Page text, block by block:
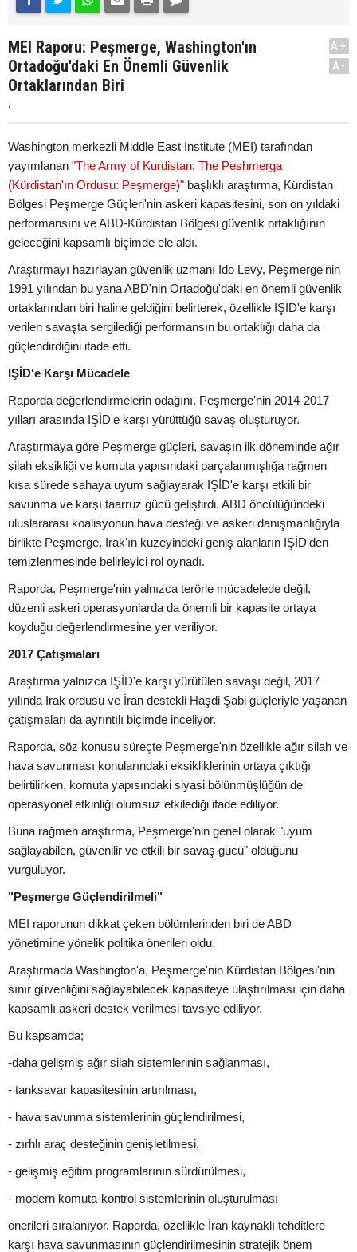
MEI Raporu: Peşmerge, Washington'ın
Ortadoğu'daki En Önemli Güvenlik
Ortaklarından Biri
.
A+
A-
Washington merkezli Middle East Institute (MEI) tarafından
yayımlanan "The Army of Kurdistan: The Peshmerga
(Kürdistan'ın Ordusu: Peşmerge)" başlıklı araştırma, Kürdistan
Bölgesi Peşmerge Güçleri'nin askeri kapasitesini, son on yıldaki
performansını ve ABD-Kürdistan Bölgesi güvenlik ortaklığının
geleceğini kapsamlı biçimde ele aldı.
Araştırmayı hazırlayan güvenlik uzmanı Ido Levy, Peşmerge'nin
1991 yılından bu yana ABD'nin Ortadoğu'daki en önemli güvenlik
ortaklarından biri haline geldiğini belirterek, özellikle IŞİD'e karşı
verilen savaşta sergilediği performansın bu ortaklığı daha da
güçlendirdiğini ifade etti.
IŞİD'e Karşı Mücadele
Raporda değerlendirmelerin odağını, Peşmerge'nin 2014-2017
yılları arasında IŞİD'e karşı yürüttüğü savaş oluşturuyor.
Araştırmaya göre Peşmerge güçleri, savaşın ilk döneminde ağır
silah eksikliği ve komuta yapısındaki parçalanmışlığa rağmen
kısa sürede sahaya uyum sağlayarak IŞİD'e karşı etkili bir
savunma ve karşı taarruz gücü geliştirdi. ABD öncülüğündeki
uluslararası koalisyonun hava desteği ve askeri danışmanlığıyla
birlikte Peşmerge, Irak'ın kuzeyindeki geniş alanların IŞİD'den
temizlenmesinde belirleyici rol oynadı.
Raporda, Peşmerge'nin yalnızca terörle mücadelede değil,
düzenli askeri operasyonlarda da önemli bir kapasite ortaya
koyduğu değerlendirmesine yer veriliyor.
2017 Çatışmaları
Araştırma yalnızca IŞİD'e karşı yürütülen savaşı değil, 2017
yılında Irak ordusu ve İran destekli Haşdi Şabi güçleriyle yaşanan
çatışmaları da ayrıntılı biçimde inceliyor.
Raporda, söz konusu süreçte Peşmerge'nin özellikle ağır silah ve
hava savunması konularındaki eksikliklerinin ortaya çıktığı
belirtilirken, komuta yapısındaki siyasi bölünmüşlüğün de
operasyonel etkinliği olumsuz etkilediği ifade ediliyor.
Buna rağmen araştırma, Peşmerge'nin genel olarak "uyum
sağlayabilen, güvenilir ve etkili bir savaş gücü" olduğunu
vurguluyor.
"Peşmerge Güçlendirilmeli"
MEI raporunun dikkat çeken bölümlerinden biri de ABD
yönetimine yönelik politika önerileri oldu.
Araştırmada Washington'a, Peşmerge'nin Kürdistan Bölgesi'nin
sınır güvenliğini sağlayabilecek kapasiteye ulaştırılması için daha
kapsamlı askeri destek verilmesi tavsiye ediliyor.
Bu kapsamda;
-daha gelişmiş ağır silah sistemlerinin sağlanması,
- tanksavar kapasitesinin artırılması,
- hava savunma sistemlerinin güçlendirilmesi,
- zırhlı araç desteğinin genişletilmesi,
- gelişmiş eğitim programlarının sürdürülmesi,
- modern komuta-kontrol sistemlerinin oluşturulması
önerileri sıralanıyor. Raporda, özellikle İran kaynaklı tehditlere
karşı hava savunmasının güçlendirilmesinin stratejik önem